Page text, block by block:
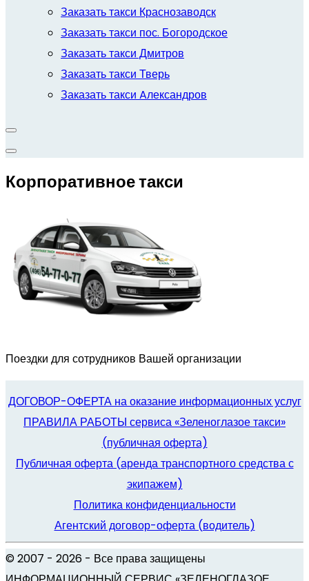
Заказать такси Краснозаводск
Заказать такси пос. Богородское
Заказать такси Дмитров
Заказать такси Тверь
Заказать такси Aлександров
Корпоративное такси
Поездки для сотрудников Вашей организации
ДОГОВОР-ОФЕРТА на оказание информационных услуг
ПРАВИЛА РАБОТЫ сервиса «Зеленоглазое такси»
(публичная оферта)
Публичная оферта (аренда транспортного средства с
экипажем)
Политика конфиденциальности
Агентский договор-оферта (водитель)
© 2007 - 2026 - Все права защищены